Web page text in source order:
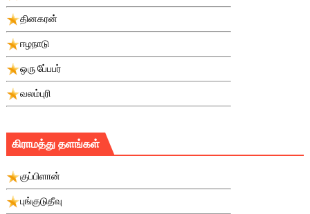
தினகரன்
ஈழநாடு
ஒரு பே்பபர்
வலம்புரி
கிராமத்து தளங்கள்
குப்பிளான்
புங்குடுதீவு